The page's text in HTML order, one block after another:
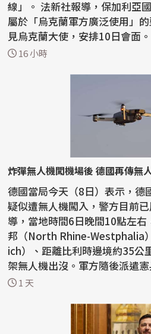
線」。 法新社報導，保加利亞國防部表示，這架無人機
屬於「烏克蘭軍方廣泛使用」
見烏克蘭大使，安排10日會面。 烏克蘭方面表示，正
「與保...
16 小時
炸彈無人機闖機場後 德國再傳無
德國當局今天（8日）表示，德
疑似遭無人機闖入，警方目前已展開調
導，當地時間6日晚間10點左
邦（North Rhine-Westphalia
ich）、距離比利時邊境約35公
架無人機出沒。軍方隨後派遣
警方...
1 天